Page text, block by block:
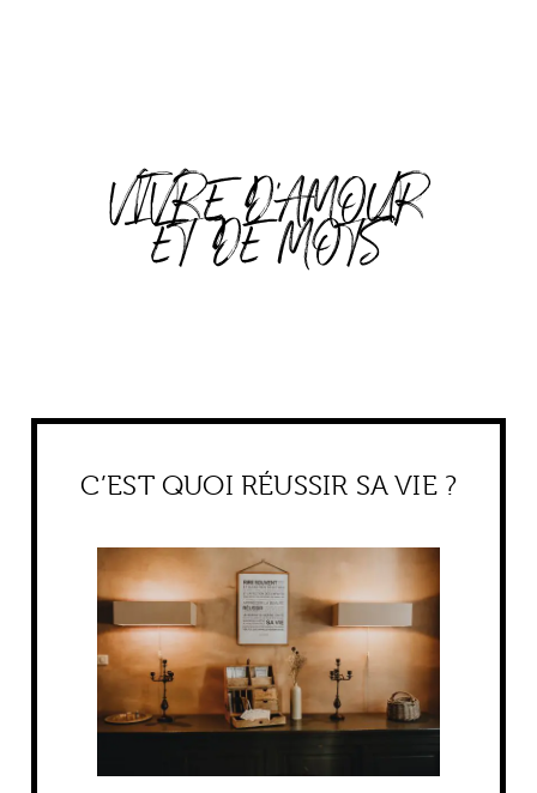
VIVRE D'AMOUR
ET DE MOTS
C’EST QUOI RÉUSSIR SA VIE ?